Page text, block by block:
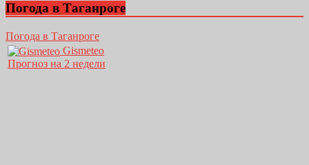
Погода в Таганроге
Погода в Таганроге
Gismeteo
Прогноз на 2 недели